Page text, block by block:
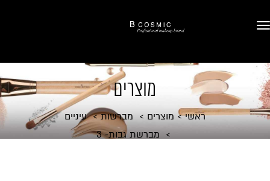
מוצרים
ראשי מוצרים מברשות
עיניים
מברשת גבות- 3